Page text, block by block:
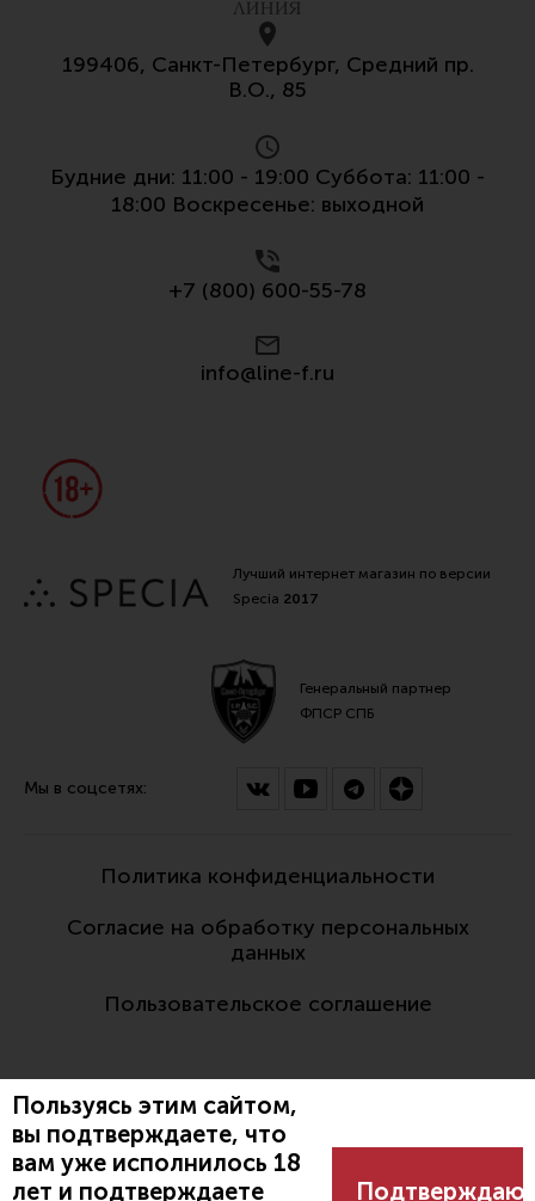
Пользуясь этим сайтом,
вы подтверждаете, что
вам уже исполнилось 18
лет и подтверждаете
Подтверждаю
Линия Огня Медиа
199406, Санкт-Петербург, Средний пр.
В.О., 85
Будние дни: 11:00 - 19:00 Суббота: 11:00 -
18:00 Воскресенье: выходной
+7 (800) 600-55-78
info@line-f.ru
Лучший интернет магазин по версии
Specia 2017
Генеральный партнер
ФПСР СПБ
Мы в соцсетях:
Политика конфиденциальности
Согласие на обработку персональных
данных
Пользовательское соглашение
Разработано: